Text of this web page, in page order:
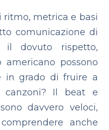
ritmo, metrica e basi
comunicazione di
il dovuto rispetto,
possono
in grado di fruire a
Il beat e
davvero veloci,
anche